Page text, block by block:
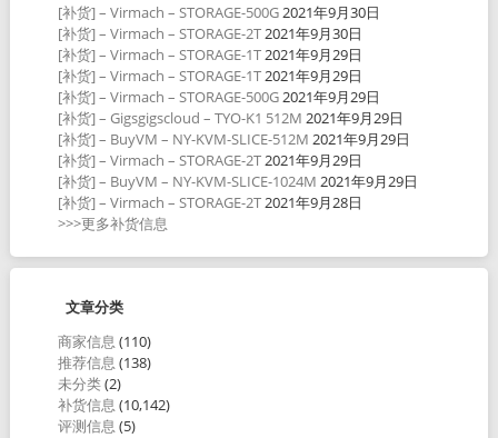
[补货] – Virmach – STORAGE-500G2021年9月30日
[补货] – Virmach – STORAGE-2T2021年9月30日
[补货] – Virmach – STORAGE-1T2021年9月29日
[补货] – Virmach – STORAGE-1T2021年9月29日
[补货] – Virmach – STORAGE-500G2021年9月29日
[补货] – Gigsgigscloud – TYO-K1 512M 2021年9月29日
[补货] – BuyVM – NY-KVM-SLICE-512M 2021年9月29日
[补货] – Virmach – STORAGE-2T2021年9月29日
[补货] – BuyVM – NY-KVM-SLICE-1024M 2021年9月29日
[补货] – Virmach – STORAGE-2T2021年9月28日
>>>更多补货信息
文章分类
商家信息 (110)
推荐信息 (138)
未分类(2)
补货信息 (10,142)
评测信息 (5)